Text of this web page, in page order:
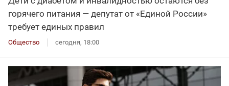
горячего питания — депутат от «Единой России»
требует единых правил
Общество сегодня, 18:00